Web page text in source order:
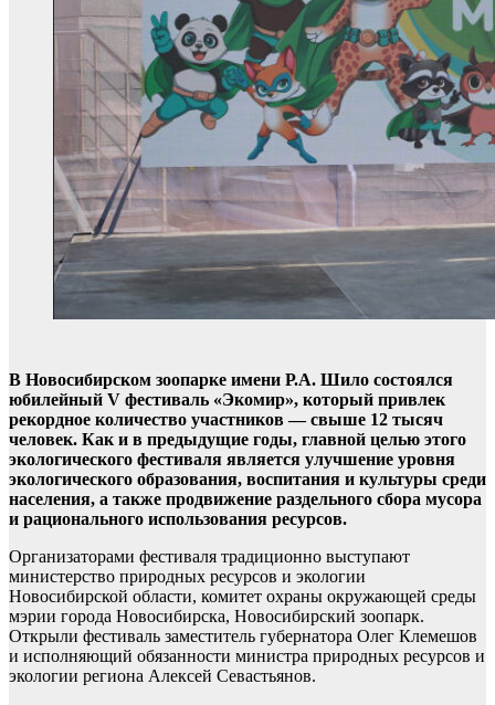
В Новосибирском зоопарке имени Р.А. Шило состоялся
юбилейный V фестиваль «Экомир», который привлек
рекордное количество участников — свыше 12 тысяч
человек. Как и в предыдущие годы, главной целью этого
экологического фестиваля является улучшение уровня
экологического образования, воспитания и культуры среди
населения, а также продвижение раздельного сбора мусора
и рационального использования ресурсов.
Организаторами фестиваля традиционно выступают
министерство природных ресурсов и экологии
Новосибирской области, комитет охраны окружающей среды
мэрии города Новосибирска, Новосибирский зоопарк.
Открыли фестиваль заместитель губернатора Олег Клемешов
и исполняющий обязанности министра природных ресурсов и
экологии региона Алексей Севастьянов.